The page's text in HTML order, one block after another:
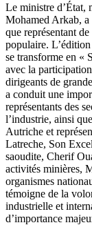
Le ministre d’État,
Mohamed Arkab, a
que représentant
populaire.
se transforme en «
avec la
dirigeants de
a conduit une
représentants des
l’industrie, ainsi
Autriche et
Latreche, Son
saoudite, Cherif
activités minières,
organismes
témoigne de la
industrielle et
d’importance